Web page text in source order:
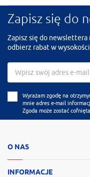
Zapisz się do
Zapisz się do
odbierz rabat w wysokości
Wyrażam zgodę na
mnie adres e-mail
Zgoda może zostać
O NAS
INFORMACJE